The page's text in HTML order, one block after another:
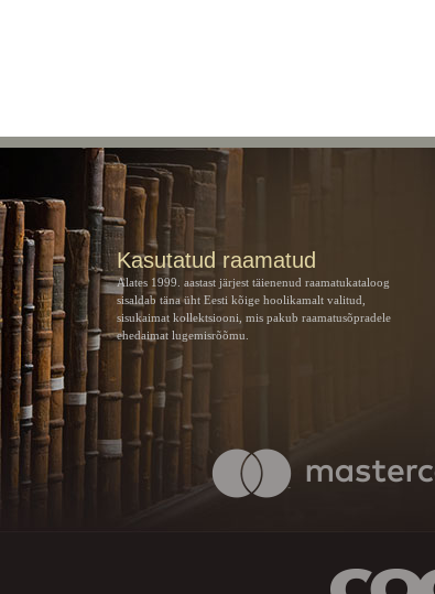
Kasutatud raamatud
Alates 1999. aastast järjest täienenud raamatukataloog
sisaldab täna üht Eesti kõige hoolikamalt valitud,
sisukaimat kollektsiooni, mis pakub raamatusõpradele
ehedaimat lugemisrõõmu.